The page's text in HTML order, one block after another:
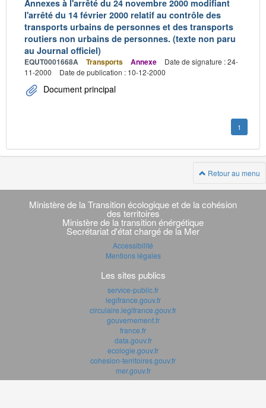
Annexes à l'arrêté du 24 novembre 2000 modifiant
l'arrêté du 14 février 2000 relatif au contrôle des
transports urbains de personnes et des transports
routiers non urbains de personnes. (texte non paru
au Journal officiel)
EQUT0001668A Transports Annexe
Date de signature : 24-
11-2000
Date de publication : 10-12-2000
Document principal
1
Retour au menu
Navigation
transverse
Ministère de la Transition écologique et de la cohésion
des territoires
Ministère de la transition énérgétique
Secrétariat d'état chargé de la Mer
Accessibilité
Mentions légales
Les sites publics
service-public.fr
legifrance.gouv.fr
circulaire.legifrance.gouv.fr
gouvernement.fr
france.fr
data.gouv.fr
ecologie.gouv.fr
cohesion-territoires.gouv.fr
mer.gouv.fr